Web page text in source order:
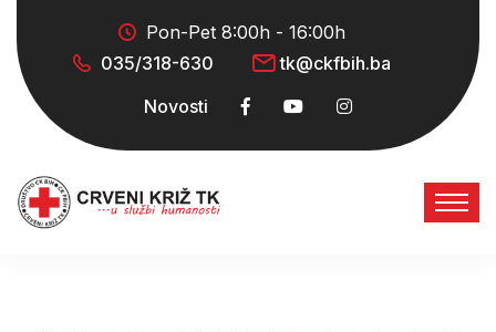
Pon-Pet 8:00h - 16:00h
035/318-630
tk@ckfbih.ba
Novosti